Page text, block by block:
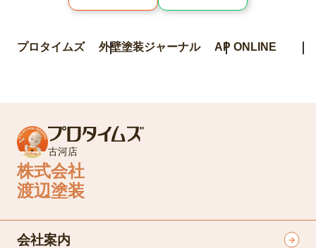
プロタイムズ 外壁塗装ジャーナル AP ONLINE
古河店
株式会社
渡辺塗装
会社案内